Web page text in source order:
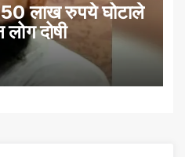
लाख रुपये घोटाले
दोषी